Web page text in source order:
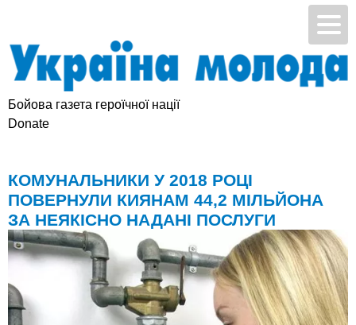
Бойова газета героїчної нації
Підтримай УМ
КОМУНАЛЬНИКИ У 2018 РОЦІ
ПОВЕРНУЛИ КИЯНАМ 44,2 МІЛЬЙОНА
ЗА НЕЯКІСНО НАДАНІ ПОСЛУГИ